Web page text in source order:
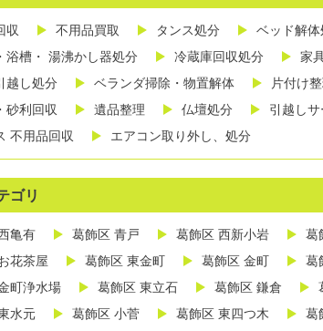
収 不用品買取 タンス処分
ベッド解体
浴槽・ 湯沸かし器処分
冷蔵庫回収処分 家
越し処分
ベランダ掃除・物置解体 片付け
砂利回収
遺品整理 仏壇処分 引越しサ
不用品回収
エアコン取り外し、処分
ゴリ
亀有 葛飾区 青戸 葛飾区 西新小岩 葛
花茶屋
葛飾区 東金町 葛飾区 金町
葛
町浄水場
葛飾区 東立石 葛飾区 鎌倉
水元
葛飾区 小菅 葛飾区 東四つ木 葛